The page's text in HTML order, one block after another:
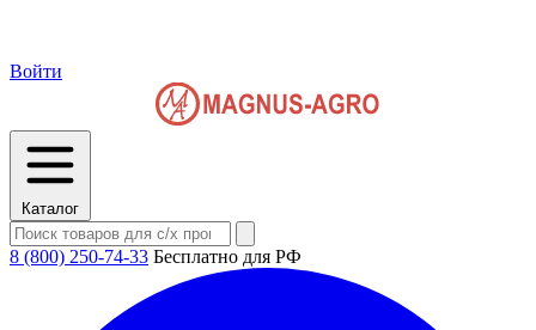
Войти
Каталог
8 (800) 250-74-33 Бесплатно для РФ